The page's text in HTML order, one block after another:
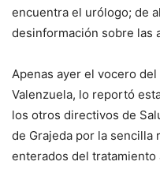
encuentra el urólogo; de
desinformación sobre las
Apenas ayer el vocero
Valenzuela, lo reportó
los otros directivos de
de Grajeda por la sencilla
enterados del